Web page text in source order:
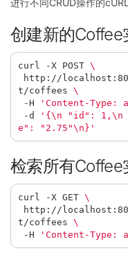
进行不同CRUD操作的
创建新的Coffee
curl -X POST
t/coffees
-H
'Content-Type:
-d
'{\n "id": 1,\n
e": "2.75"\n}'
检索所有Coffee
curl -X GET
t/coffees
-H
'Content-Type: